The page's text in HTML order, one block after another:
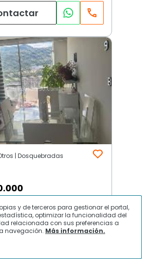
| Dosquebradas
en Venta, macarena,
y de terceros para gestionar el portal,
optimizar la funcionalidad del
relacionada con sus preferencias a
navegación. Más información.